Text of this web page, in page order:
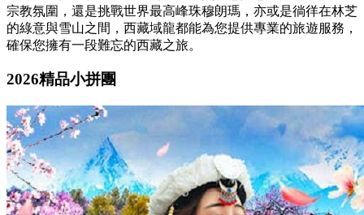
宗教氛圍，還是挑戰世界最高峰珠穆朗瑪，亦或是徜徉在林芝
的綠意與雪山之間，西藏域龍都能為您提供專業的旅遊服務，
確保您擁有一段難忘的西藏之旅。
2026精品小拼團